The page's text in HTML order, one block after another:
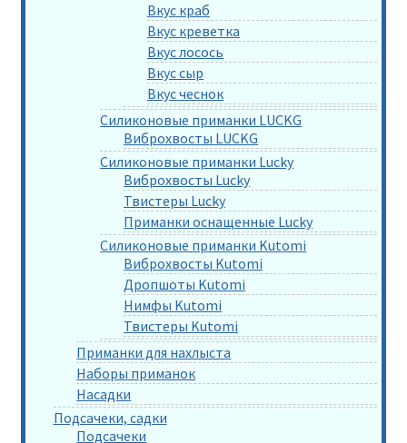
Вкус краб
Вкус креветка
Вкус лосось
Вкус сыр
Вкус чеснок
Силиконовые приманки LUCKG
Виброхвосты LUCKG
Силиконовые приманки Lucky
Виброхвосты Lucky
Твистеры Lucky
Приманки оснащенные Lucky
Силиконовые приманки Kutomi
Виброхвосты Kutomi
Дропшоты Kutomi
Нимфы Kutomi
Твистеры Kutomi
Приманки для нахлыста
Наборы приманок
Насадки
Подсачеки, садки
Подсачеки